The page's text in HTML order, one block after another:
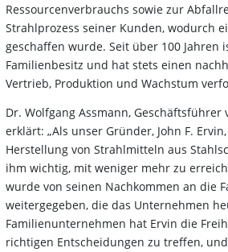
Ressourcenverbrauchs sowie zur
Strahlprozess seiner Kunden, wodurch
geschaffen wurde. Seit über 100 Jahren
Familienbesitz und hat stets einen
Vertrieb, Produktion und Wachstum
Dr. Wolfgang Assmann, Geschäftsführer
erklärt: „Als unser Gründer, John F.
Herstellung von Strahlmitteln aus
ihm wichtig, mit weniger mehr zu
wurde von seinen Nachkommen an die
weitergegeben, die das Unternehmen
Familienunternehmen hat Ervin die
richtigen Entscheidungen zu treffen,